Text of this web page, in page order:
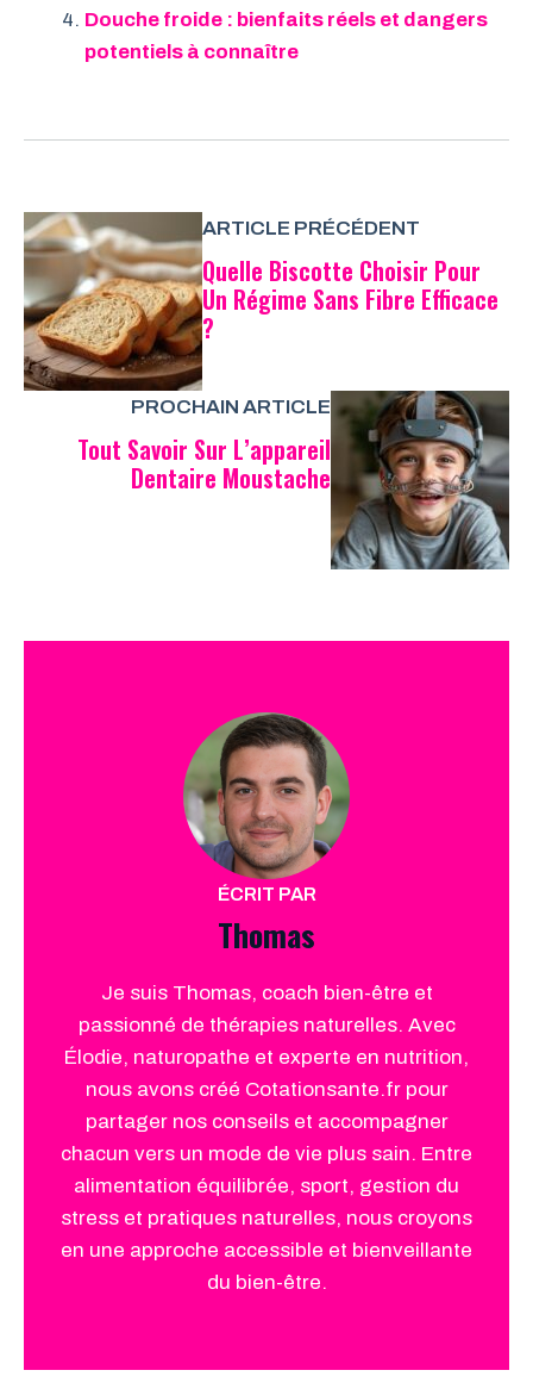
Douche froide : bienfaits réels et dangers
potentiels à connaître
ARTICLE PRÉCÉDENT
Quelle Biscotte Choisir Pour
Un Régime Sans Fibre Efficace
?
PROCHAIN ARTICLE
Tout Savoir Sur L’appareil
Dentaire Moustache
ÉCRIT PAR
Thomas
Je suis Thomas, coach bien-être et
passionné de thérapies naturelles. Avec
Élodie, naturopathe et experte en nutrition,
nous avons créé Cotationsante.fr pour
partager nos conseils et accompagner
chacun vers un mode de vie plus sain. Entre
alimentation équilibrée, sport, gestion du
stress et pratiques naturelles, nous croyons
en une approche accessible et bienveillante
du bien-être.